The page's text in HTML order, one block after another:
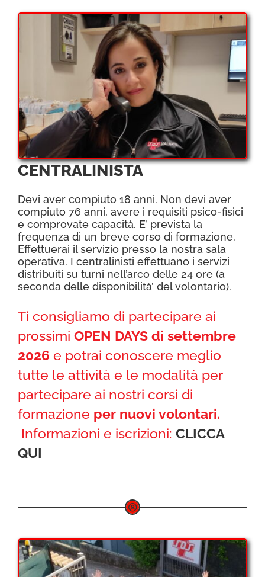
CENTRALINISTA
Devi aver compiuto 18 anni. Non devi aver
compiuto 76 anni, avere i requisiti psico-fisici
e comprovate capacità. E’ prevista la
frequenza di un breve corso di formazione.
Effettuerai il servizio presso la nostra sala
operativa. I centralinisti effettuano i servizi
distribuiti su turni nell’arco delle 24 ore (a
seconda delle disponibilità’ del volontario).
Ti consigliamo di partecipare ai
prossimi OPEN DAYS di settembre
2026 e potrai conoscere meglio
tutte le attività e le modalità per
partecipare ai nostri corsi di
formazione per nuovi volontari.
Informazioni e iscrizioni: CLICCA
QUI